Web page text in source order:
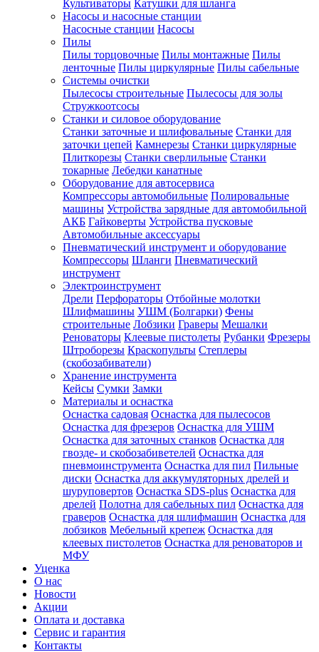
Культиваторы Катушки для шланга
Насосы и насосные станции
Насосные станции Насосы
Пилы
Пилы торцовочные Пилы монтажные Пилы
ленточные Пилы циркулярные Пилы сабельные
Системы очистки
Пылесосы строительные Пылесосы для золы
Стружкоотсосы
Станки и силовое оборудование
Станки заточные и шлифовальные Станки для
заточки цепей Камнерезы Станки циркулярные
Плиткорезы Станки сверлильные Станки
токарные Лебедки канатные
Оборудование для автосервиса
Компрессоры автомобильные Полировальные
машины Устройства зарядные для автомобильной
АКБ Гайковерты Устройства пусковые
Автомобильные аксессуары
Пневматический инструмент и оборудование
Компрессоры Шланги Пневматический
инструмент
Электроинструмент
Дрели Перфораторы Отбойные молотки
Шлифмашины УШМ (Болгарки) Фены
строительные Лобзики Граверы Мешалки
Реноваторы Клеевые пистолеты Рубанки Фрезеры
Штроборезы Краскопульты Степлеры
(скобозабиватели)
Хранение инструмента
Кейсы Сумки Замки
Материалы и оснастка
Оснастка садовая Оснастка для пылесосов
Оснастка для фрезеров Оснастка для УШМ
Оснастка для заточных станков Оснастка для
гвозде- и скобозабиветелей Оснастка для
пневмоинструмента Оснастка для пил Пильные
диски Оснастка для аккумуляторных дрелей и
шуруповертов Оснастка SDS-plus Оснастка для
дрелей Полотна для сабельных пил Оснастка для
граверов Оснастка для шлифмашин Оснастка для
лобзиков Мебельный крепеж Оснастка для
клеевых пистолетов Оснастка для реноваторов и
МФУ
Уценка
О нас
Новости
Акции
Оплата и доставка
Сервис и гарантия
Контакты